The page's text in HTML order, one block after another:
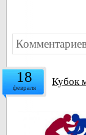
18
февраля Кубок